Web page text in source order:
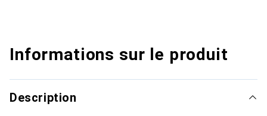
Informations sur le produit
Description